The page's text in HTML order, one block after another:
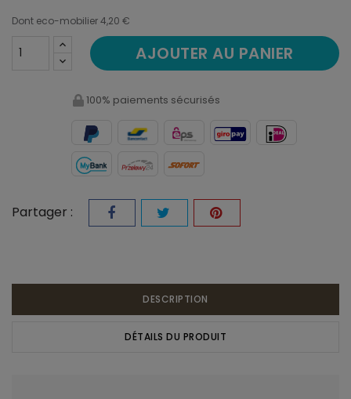
Dont eco-mobilier 4,20 €
AJOUTER AU PANIER
100% paiements sécurisés
Partager :
DESCRIPTION
DÉTAILS DU PRODUIT